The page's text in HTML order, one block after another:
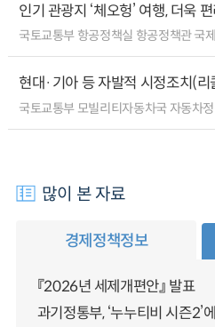
인기 관광지 ‘체오헝’ 여행, 더욱
국토교통부 항공정책실 항공정책관 국
현대·기아 등 자발적 시정조치(리
국토교통부 모빌리티자동차국 자동차
많이 본 자료
경제정책정보
『2026년 세제개편안』 발표
과기정통부, ‘누누티비 시즌2’